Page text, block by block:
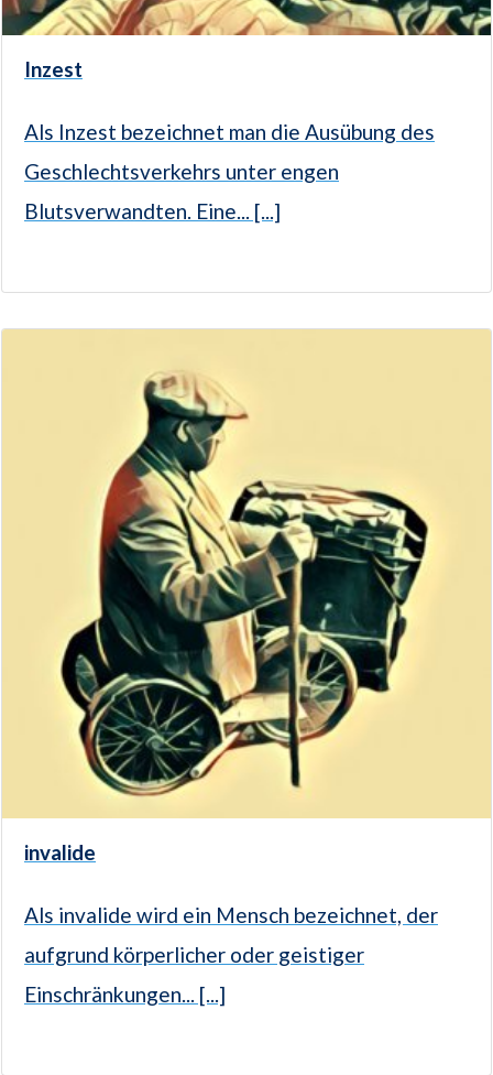
Inzest
Als Inzest bezeichnet man die Ausübung des
Geschlechtsverkehrs unter engen
Blutsverwandten. Eine... [...]
invalide
Als invalide wird ein Mensch bezeichnet, der
aufgrund körperlicher oder geistiger
Einschränkungen... [...]